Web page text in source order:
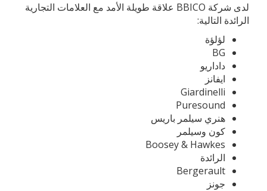
لدى شركة BBICO علاقة طويلة الأمد مع العلامات التجارية
الرائدة التالية:
لؤلؤة
BG
داداريو
ايفانز
Giardinelli
Puresound
هنري سيلمر باريس
كون وسيلمر
Boosey & Hawkes
الرائدة
Bergerault
جونز